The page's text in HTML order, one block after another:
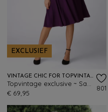
EXCLUSIEF
VINTAGE CHIC FOR TOPVINTAGE
€ 69,95
801